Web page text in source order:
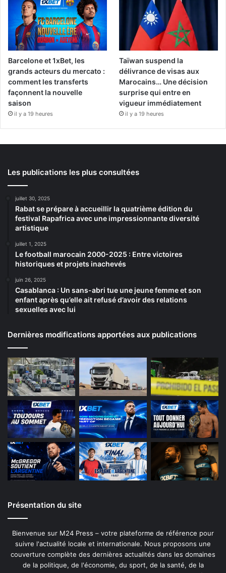
Barcelone et 1xBet, les
grands acteurs du mercato :
comment les transferts
façonnent la nouvelle
saison
il y a 19 heures
Taïwan suspend la
délivrance de visas aux
Marocains… Une décision
surprise qui entre en
vigueur immédiatement
il y a 19 heures
Les publications les plus consultées
juillet 30, 2025
Rabat se prépare à accueillir la quatrième édition du
festival Rapafrica avec une impressionnante diversité
artistique
juillet 1, 2025
Le football marocain 2000-2025 : Entre victoires
historiques et projets inachevés
juin 26, 2025
Casablanca : Un sans-abri tue une jeune femme et son
enfant après qu’elle ait refusé d’avoir des relations
sexuelles avec lui
Dernières modifications apportées aux publications
Présentation du site
Bienvenue sur M24 Press – votre plateforme de référence pour
suivre l'actualité locale et internationale. Nous proposons une
couverture complète des dernières actualités dans les domaines
de la politique, de l'économie, du sport, de la santé, de la